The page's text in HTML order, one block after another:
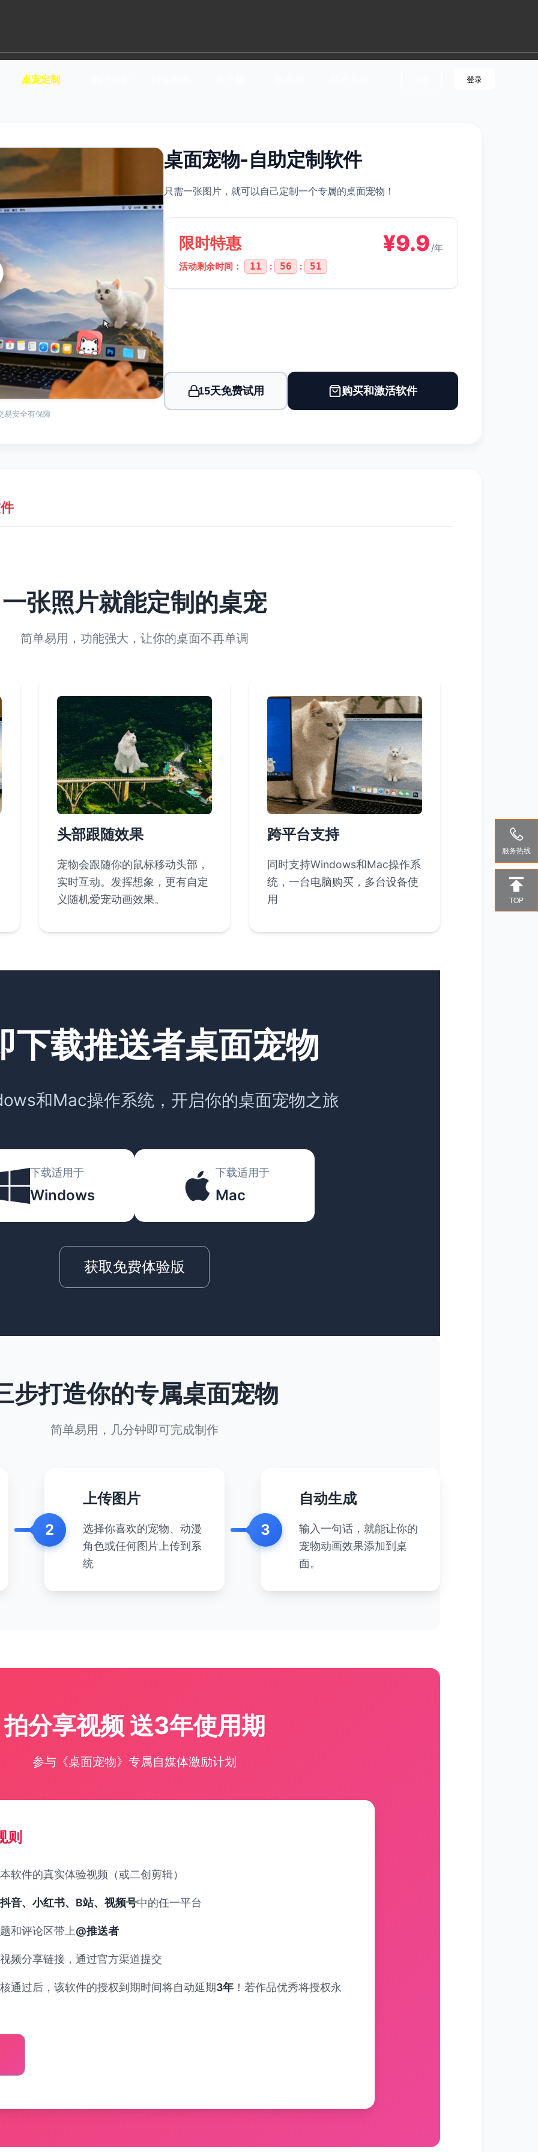
桌宠定制 登录

服务热线

TOP
易安全有保障
桌面宠物-自助定制软件
只需一张图片，就可以自己定制一个专属的桌面宠物！
限时特惠 ¥9.9 /年
活动剩余时间：
11 : 56 : 50
15天免费试用 购买和激活软件
一张照片就能定制的桌宠
简单易用，功能强大，让你的桌面不再单调
头部跟随效果
宠物会跟随你的鼠标移动头部，
实时互动。发挥想象，更有自定
义随机爱宠动画效果。
跨平台支持
同时支持Windows和Mac操作系
统，一台电脑购买，多台设备使
用
下载推送者桌面宠物
和Mac操作系统，开启你的桌面宠物之旅
下载适用于
Windows
下载适用于
Mac
获取免费体验版
步打造你的专属桌面宠物
简单易用，几分钟即可完成制作
2
上传图片
选择你喜欢的宠物、动漫
角色或任何图片上传到系
统
3
自动生成
输入一句话，就能让你的
宠物动画效果添加到桌
面。
拍分享视频 送3年使用期
参与《桌面宠物》专属自媒体激励计划
则
软件的真实体验视频（或二创剪辑）
抖音、小红书、B站、视频号中的任一平台
和评论区带上@推送者
频分享链接，通过官方渠道提交
通过后，该软件的授权到期时间将自动延期3年 ！若作品优秀将授权永